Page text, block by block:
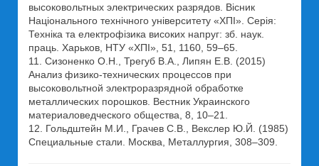
высоковольтных электрических разрядов. Вісник
Національного технічного університету «ХПІ». Серія:
Техніка та електрофізика високих напруг: зб. наук.
праць. Харьков, НТУ «ХПІ», 51, 1160, 59–65.
11. Сизоненко О.Н., Трегуб В.А., Липян Е.В. (2015)
Анализ физико-технических процессов при
высоковольтной электроразрядной обработке
металлических порошков. Вестник Украинского
материаловедческого общества, 8, 10–21.
12. Гольдштейн М.И., Грачев С.В., Векслер Ю.Й. (1985)
Специальные стали. Москва, Металлургия, 308–309.